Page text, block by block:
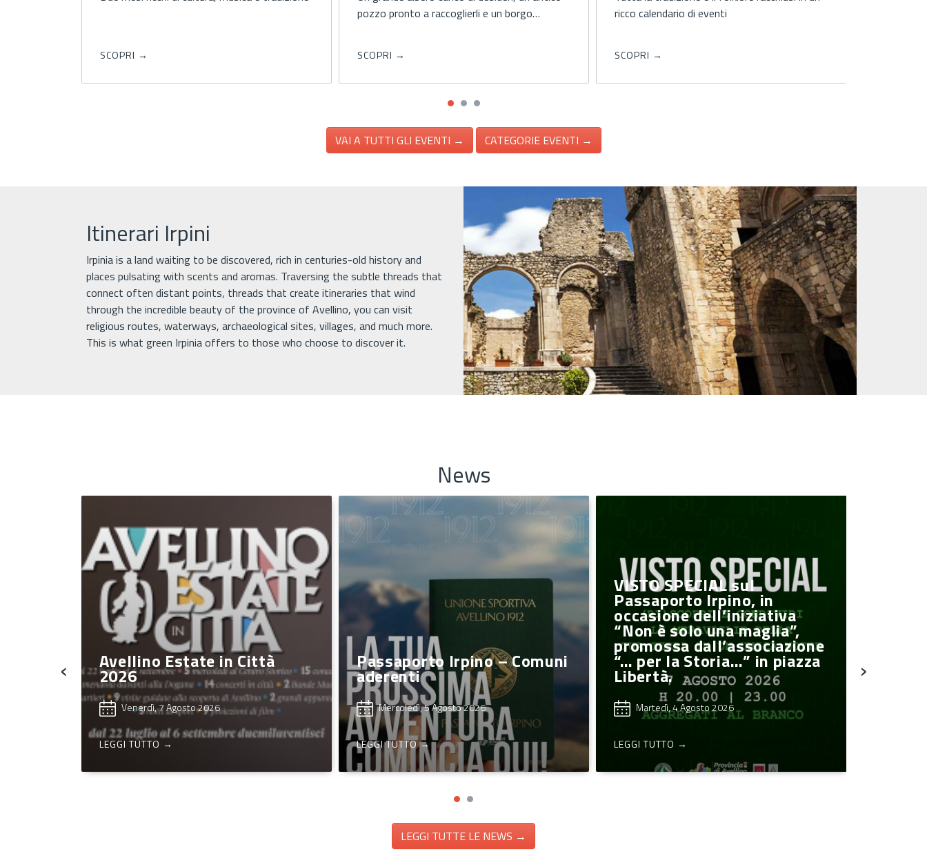
SCOPRI →
ricco calendario di eventi
SCOPRI → SCOPRI →
VAI A TUTTI GLI EVENTI → CATEGORIE EVENTI →
Itinerari Irpini
Irpinia is a land waiting to be discovered, rich in centuries-old history and
places pulsating with scents and aromas. Traversing the subtle threads that
connect often distant points, threads that create itineraries that wind
through the incredible beauty of the province of Avellino, you can visit
religious routes, waterways, archaeological sites, villages, and much more.
This is what green Irpinia offers to those who choose to discover it.
News
Passaporto Irpino – Comuni
aderenti
Mercoledì, 5 Agosto 2026
LEGGI TUTTO →
VISTO SPECIAL sul
Passaporto Irpino, in
occasione dell’iniziativa
“Non è solo una maglia”,
promossa dall’associazione
“… per la Storia…” in piazza
Libertà.
Martedì, 4 Agosto 2026
LEGGI TUTTO →
Passaporto Irpino, in tanti
già in viaggio
Lunedì, 3 Agosto 2026
LEGGI TUTTO →
‹ ›
LEGGI TUTTE LE NEWS →